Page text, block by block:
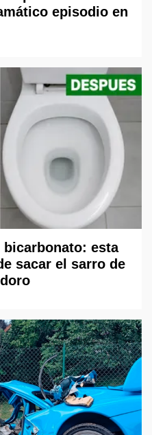
episodio en
bicarbonato: esta
sacar el sarro de